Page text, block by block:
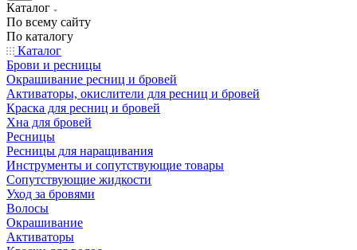
Каталог
По всему сайту
По каталогу
Каталог
Брови и ресницы
Окрашивание ресниц и бровей
Активаторы, окислители для ресниц и бровей
Краска для ресниц и бровей
Хна для бровей
Ресницы
Ресницы для наращивания
Инструменты и сопутствующие товары
Сопутствующие жидкости
Уход за бровями
Волосы
Окрашивание
Активаторы